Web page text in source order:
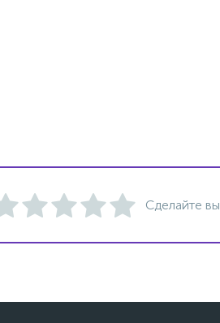
Сделайте